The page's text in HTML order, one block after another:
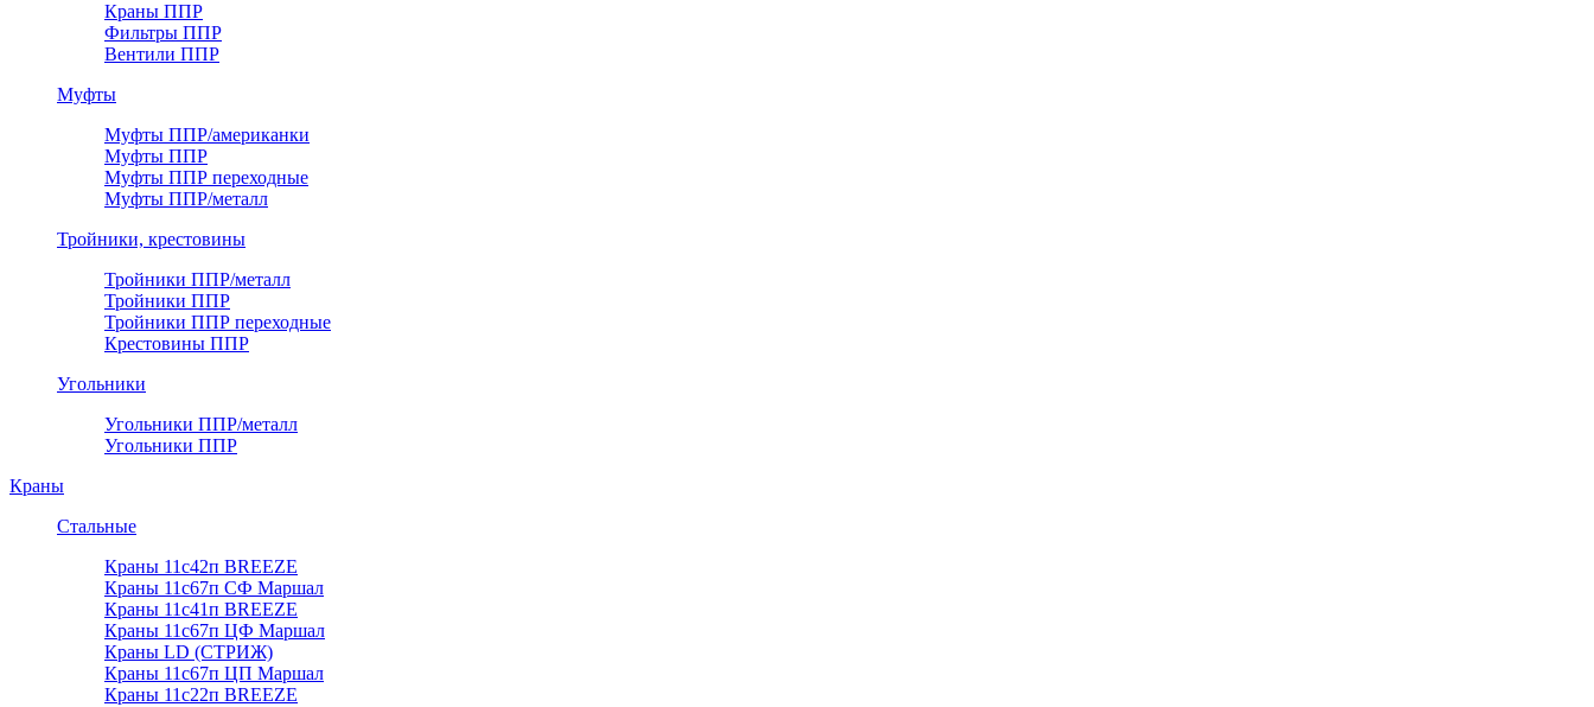
Краны ППР
Фильтры ППР
Вентили ППР
Муфты
Муфты ППР/американки
Муфты ППР
Муфты ППР переходные
Муфты ППР/металл
Тройники, крестовины
Тройники ППР/металл
Тройники ППР
Тройники ППР переходные
Крестовины ППР
Угольники
Угольники ППР/металл
Угольники ППР
Краны
Стальные
Краны 11с42п BREEZE
Краны 11с67п СФ Маршал
Краны 11с41п BREEZE
Краны 11с67п ЦФ Маршал
Краны LD (СТРИЖ)
Краны 11с67п ЦП Маршал
Краны 11с22п BREEZE